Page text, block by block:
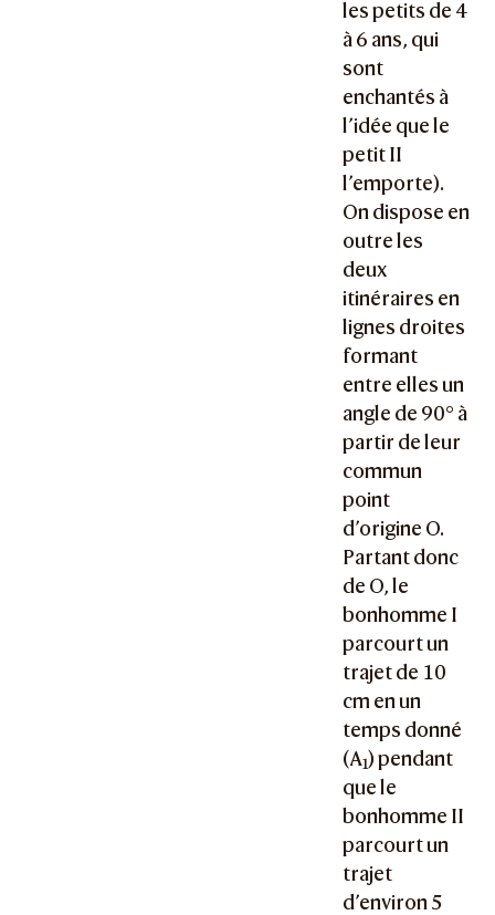
les petits de 4
à 6 ans, qui
sont
enchantés à
l’idée que le
petit II
l’emporte).
On dispose en
outre les
deux
itinéraires en
lignes droites
formant
entre elles un
angle de 90° à
partir de leur
commun
point
d’origine O.
Partant donc
de O, le
bonhomme I
parcourt un
trajet de 10
cm en un
temps donné
(A1) pendant
que le
bonhomme II
parcourt un
trajet
d’environ 5